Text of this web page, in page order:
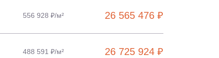
26 565 476 ₽
556 928 ₽/м²
26 725 924 ₽
488 591 ₽/м²